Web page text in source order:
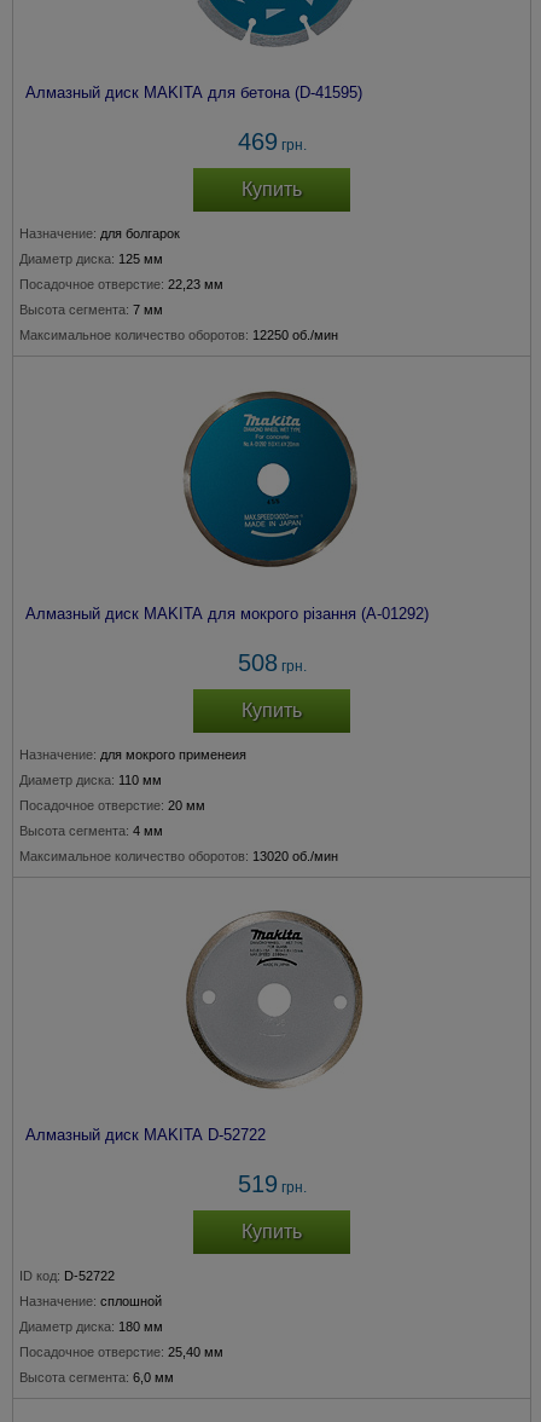
Алмазный диск MAKITA для бетона (D-41595)
469 грн.
Купить
Назначение: для болгарок
Диаметр диска: 125 мм
Посадочное отверстие: 22,23 мм
Высота сегмента: 7 мм
Максимальное количество оборотов: 12250 об./мин
Алмазный диск MAKITA для мокрого різання (A-01292)
508грн.
Купить
Назначение: для мокрого применеия
Диаметр диска: 110 мм
Посадочное отверстие: 20 мм
Высота сегмента: 4 мм
Максимальное количество оборотов: 13020 об./мин
Алмазный диск MAKITA D-52722
519 грн.
Купить
ID код: D-52722
Назначение: сплошной
Диаметр диска: 180 мм
Посадочное отверстие: 25,40 мм
Высота сегмента: 6,0 мм